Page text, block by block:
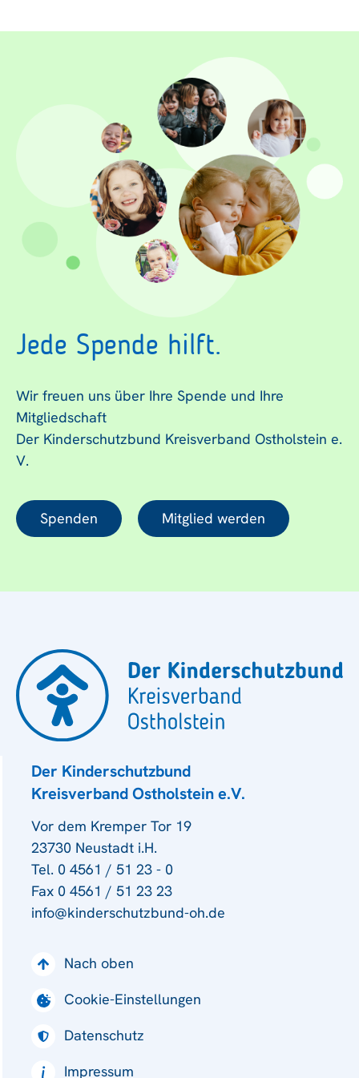
Jede Spende hilft.
Wir freuen uns über Ihre Spende und Ihre
Mitgliedschaft
Der Kinderschutzbund Kreisverband Ostholstein e.
V.
Spenden Mitglied werden
Der Kinderschutzbund
Kreisverband Ostholstein e.V.
Vor dem Kremper Tor 19
23730 Neustadt i.H.
Tel. 0 4561 / 51 23 - 0
Fax 0 4561 / 51 23 23
info@kinderschutzbund-oh.de
Nach oben
Cookie-Einstellungen
Datenschutz
Impressum